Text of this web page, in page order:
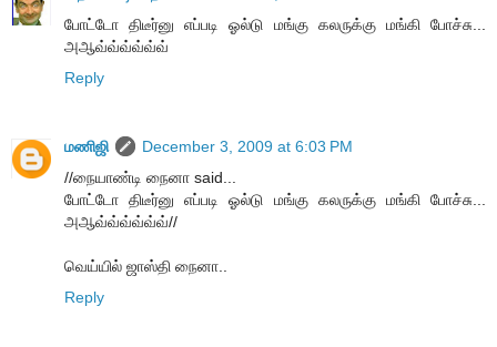
போட்டோ திடீர்னு எப்படி ஓல்டு மங்கு கலருக்கு மங்கி போச்சு...
அஆவ்வ்வ்வ்வ்வ்
Reply
மணிஜி
December 3, 2009 at 6:03 PM
//நையாண்டி நைனா said...
போட்டோ திடீர்னு எப்படி ஓல்டு மங்கு கலருக்கு மங்கி போச்சு...
அஆவ்வ்வ்வ்வ்வ்//
வெய்யில் ஜாஸ்தி நைனா..
Reply